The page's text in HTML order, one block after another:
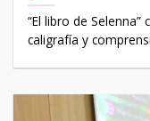
“El libro de
caligrafía y